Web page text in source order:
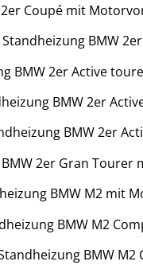
Coupé mit
Standheizung BMW
BMW 2er Active
BMW 2er
BMW 2er
2er Gran Tourer
BMW M2 mit
BMW M2
BMW M2